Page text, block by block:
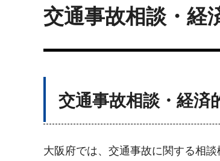
交通事故相談・経
交通事故相談・経済
大阪府では、交通事故に関する相